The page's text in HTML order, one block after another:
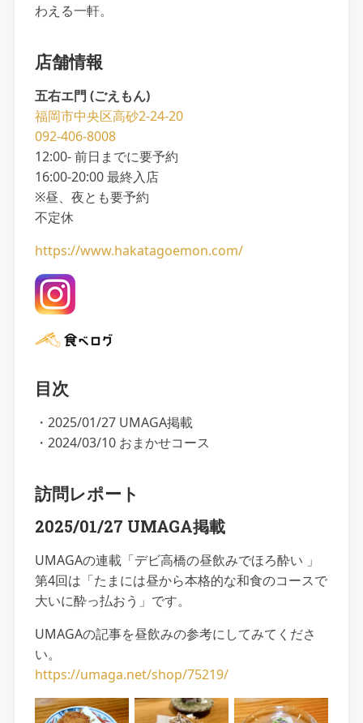
わえる一軒。
店舗情報
五右エ門 (ごえもん)
福岡市中央区高砂2-24-20
092-406-8008
12:00- 前日までに要予約
16:00-20:00 最終入店
※昼、夜とも要予約
不定休
https://www.hakatagoemon.com/
目次
・2025/01/27 UMAGA掲載
・2024/03/10 おまかせコース
訪問レポート
2025/01/27 UMAGA掲載
UMAGAの連載「デビ高橋の昼飲みでほろ酔い 」
第4回は「たまには昼から本格的な和食のコースで
大いに酔っ払おう」です。
UMAGAの記事を昼飲みの参考にしてみてくださ
い。
https://umaga.net/shop/75219/